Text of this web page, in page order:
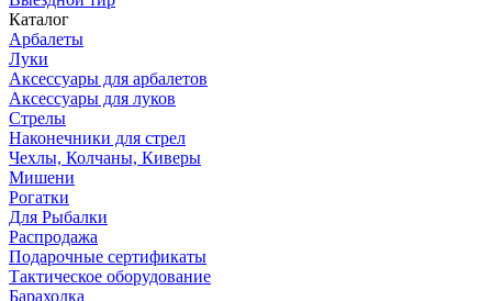
Каталог
Арбалеты
Луки
Аксессуары для арбалетов
Аксессуары для луков
Стрелы
Наконечники для стрел
Чехлы, Колчаны, Киверы
Мишени
Рогатки
Для Рыбалки
Распродажа
Подарочные сертификаты
Тактическое оборудование
Барахолка